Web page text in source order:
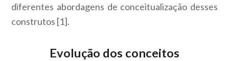
diferentes abordagens de conceitualização desses
construtos [1].
Evolução dos conceitos